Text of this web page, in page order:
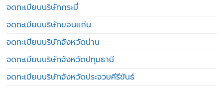
จดทะเบียนบริษัทกระบี่
จดทะเบียนบริษัทขอนแก่น
จดทะเบียนบริษัทจังหวัดน่าน
จดทะเบียนบริษัทจังหวัดปทุมธานี
จดทะเบียนบริษัทจังหวัดประจวบคีรีขันธ์